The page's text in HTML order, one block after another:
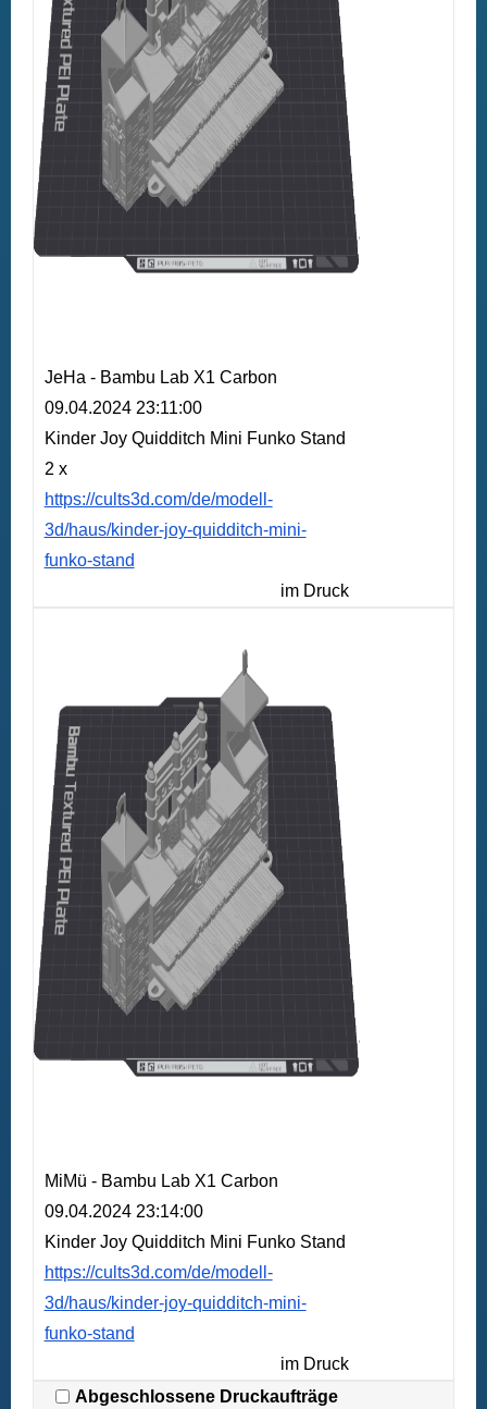
JeHa - Bambu Lab X1 Carbon
09.04.2024 23:11:00
Kinder Joy Quidditch Mini Funko Stand
2 x
https://cults3d.com/de/modell-
3d/haus/kinder-joy-quidditch-mini-
funko-stand
im Druck
MiMü - Bambu Lab X1 Carbon
09.04.2024 23:14:00
Kinder Joy Quidditch Mini Funko Stand
https://cults3d.com/de/modell-
3d/haus/kinder-joy-quidditch-mini-
funko-stand
im Druck
Abgeschlossene Druckaufträge